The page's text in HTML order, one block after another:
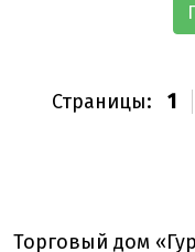
Страницы: 1
Торговый дом